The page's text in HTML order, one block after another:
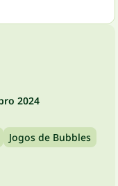
2024
Jogos de Bubbles